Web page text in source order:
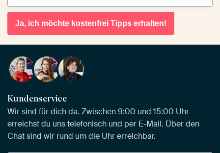
Ja, ich möchte kostenfrei Tipps erhalten!
Kundenservice
Wir sind für dich da. Zwischen 9:00 und 15:00 Uhr
erreichst du uns telefonisch und per E-Mail. Über den
Chat sind wir rund um die Uhr erreichbar.